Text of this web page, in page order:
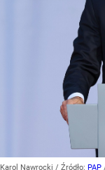
Karol Nawrocki / Źródło: PAP